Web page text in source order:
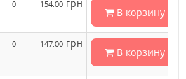
0 154.00 грн
В корзину
0 147.00 грн
В корзину